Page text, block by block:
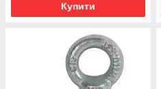
Купити